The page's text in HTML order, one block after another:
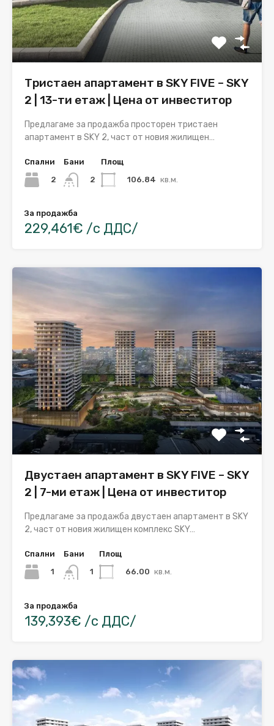
Тристаен апартамент в SKY FIVE – SKY
2 | 13-ти етаж | Цена от инвеститор
Предлагаме за продажба просторен тристаен
апартамент в SKY 2, част от новия жилищен…
Спални
2
Бани
2
Площ
106.84 кв.м.
За продажба
229,461€ /с ДДС/
Двустаен апартамент в SKY FIVE – SKY
2 | 7-ми етаж | Цена от инвеститор
Предлагаме за продажба двустаен апартамент в SKY
2, част от новия жилищен комплекс SKY…
Спални
1
Бани
1
Площ
66.00 кв.м.
За продажба
139,393€ /с ДДС/